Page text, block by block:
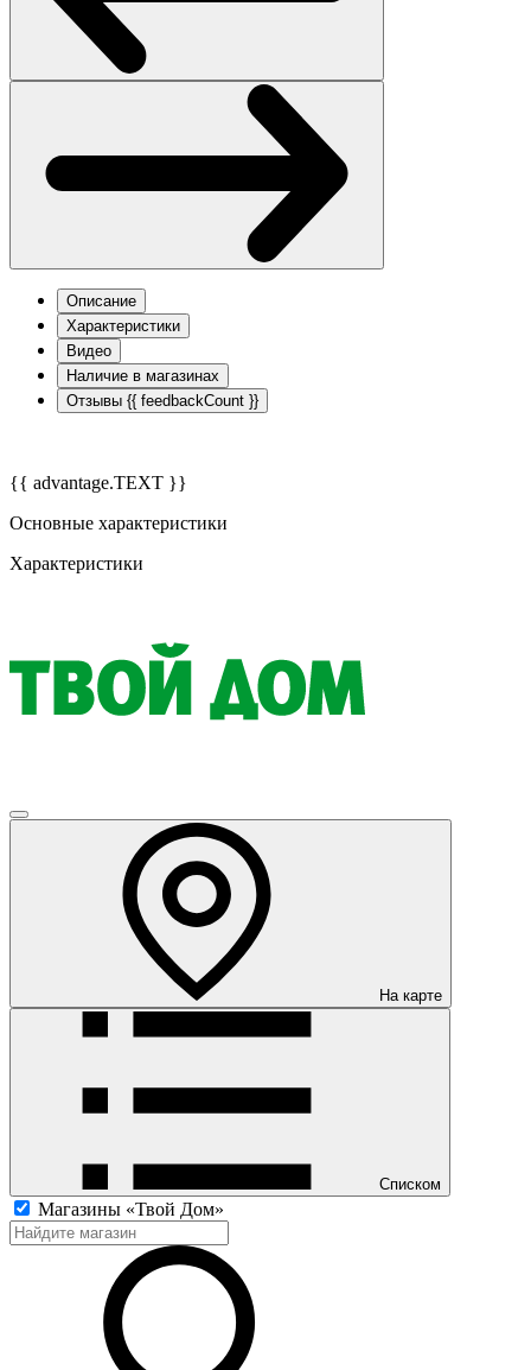
Описание
Характеристики
Видео
Наличие в магазинах
Отзывы {{ feedbackCount }}
{{ advantage.TEXT }}
Основные характеристики
Характеристики
На карте
Списком
Магазины «Твой Дом»